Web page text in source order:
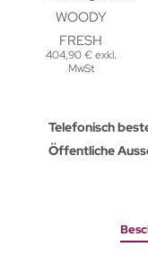
404,90 € exkl.
MwSt
Telefonisch
Öffentliche